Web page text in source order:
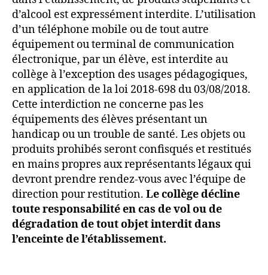
d’alcool est expressément interdite. L’utilisation
d’un téléphone mobile ou de tout autre
équipement ou terminal de communication
électronique, par un élève, est interdite au
collège à l’exception des usages pédagogiques,
en application de la loi 2018-698 du 03/08/2018.
Cette interdiction ne concerne pas les
équipements des élèves présentant un
handicap ou un trouble de santé. Les objets ou
produits prohibés seront confisqués et restitués
en mains propres aux représentants légaux qui
devront prendre rendez-vous avec l’équipe de
direction pour restitution. Le collège décline
toute responsabilité en cas de vol ou de
dégradation de tout objet interdit dans
l’enceinte de l’établissement.